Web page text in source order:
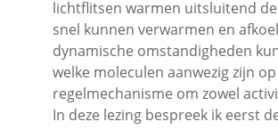
lichtflitsen warmen uitsluitend
snel kunnen verwarmen en
dynamische omstandigheden
welke moleculen aanwezig zijn
regelmechanisme om zowel
In deze lezing bespreek ik eerst